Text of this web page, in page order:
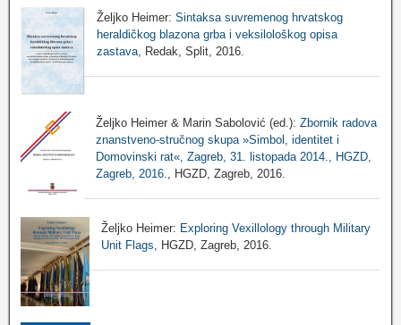
Željko Heimer: Sintaksa suvremenog hrvatskog
heraldičkog blazona grba i veksilološkog opisa
zastava, Redak, Split, 2016.
Željko Heimer & Marin Sabolović (ed.): Zbornik radova
znanstveno-stručnog skupa »Simbol, identitet i
Domovinski rat«, Zagreb, 31. listopada 2014., HGZD,
Zagreb, 2016.
, HGZD, Zagreb, 2016.
Željko Heimer: Exploring Vexillology through Military
Unit Flags , HGZD, Zagreb, 2016.